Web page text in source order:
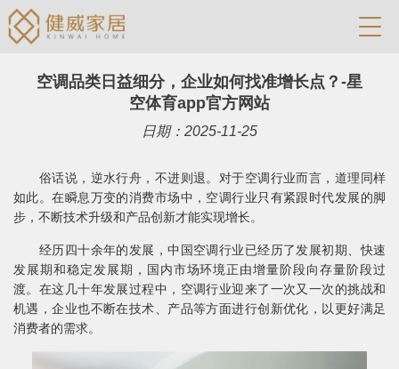
空调品类日益细分，企业如何找准增长点？-星
空体育app官方网站
日期：2025-11-25
俗话说，逆水行舟，不进则退。对于空调行业而言，道理同样
如此。在瞬息万变的消费市场中，空调行业只有紧跟时代发展的脚
步，不断技术升级和产品创新才能实现增长。
经历四十余年的发展，中国空调行业已经历了发展初期、快速
发展期和稳定发展期，国内市场环境正由增量阶段向存量阶段过
渡。在这几十年发展过程中，空调行业迎来了一次又一次的挑战和
机遇，企业也不断在技术、产品等方面进行创新优化，以更好满足
消费者的需求。